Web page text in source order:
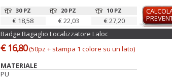
30 PZ
€ 18,58
20 PZ
€ 22,03
10 PZ
€ 27,20
Badge Bagaglio Localizzatore Laloc
€ 16,80(50pz + stampa 1 colore su un lato)
MATERIALE
PU